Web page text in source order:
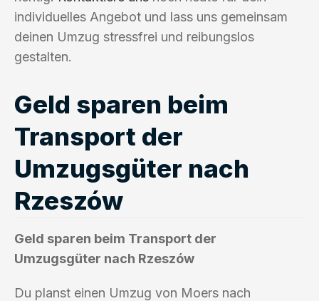
individuelles Angebot und lass uns gemeinsam
deinen Umzug stressfrei und reibungslos
gestalten.
Geld sparen beim
Transport der
Umzugsgüter nach
Rzeszów
Geld sparen beim Transport der
Umzugsgüter nach Rzeszów
Du planst einen Umzug von Moers nach